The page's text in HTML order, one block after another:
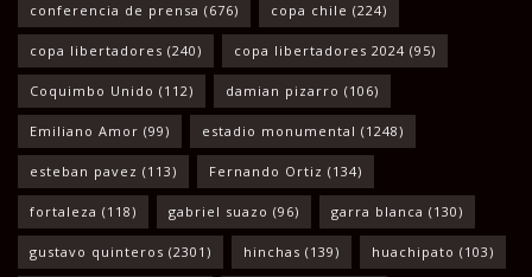
conferencia de prensa (676) copa chile (224)
copa libertadores (240) copa libertadores 2024 (95)
Coquimbo Unido (112) damian pizarro (106)
Emiliano Amor (99) estadio monumental (1248)
esteban pavez (113) Fernando Ortiz (134)
fortaleza (118) gabriel suazo (96) garra blanca (130)
gustavo quinteros (2301) hinchas (139) huachipato (103)